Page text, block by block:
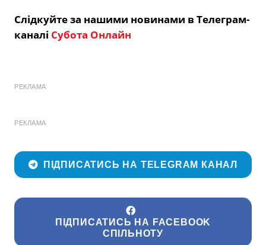
Слідкуйте за нашими новинами в Телеграм-
каналі Субота Онлайн
РЕКЛАМА
РЕКЛАМА
ПІДПИСАТИСЬ НА TELEGRAM КАНАЛ
ПІДПИСАТИСЬ НА FACEBOOK
СПІЛЬНОТУ